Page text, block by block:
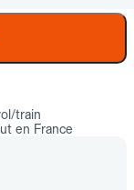
train
en France